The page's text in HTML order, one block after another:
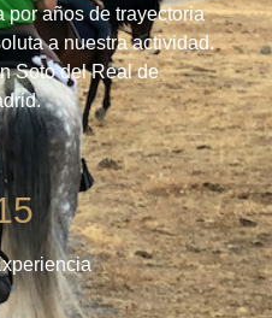
por años de trayectoria
a nuestra actividad.
Soto del Real de